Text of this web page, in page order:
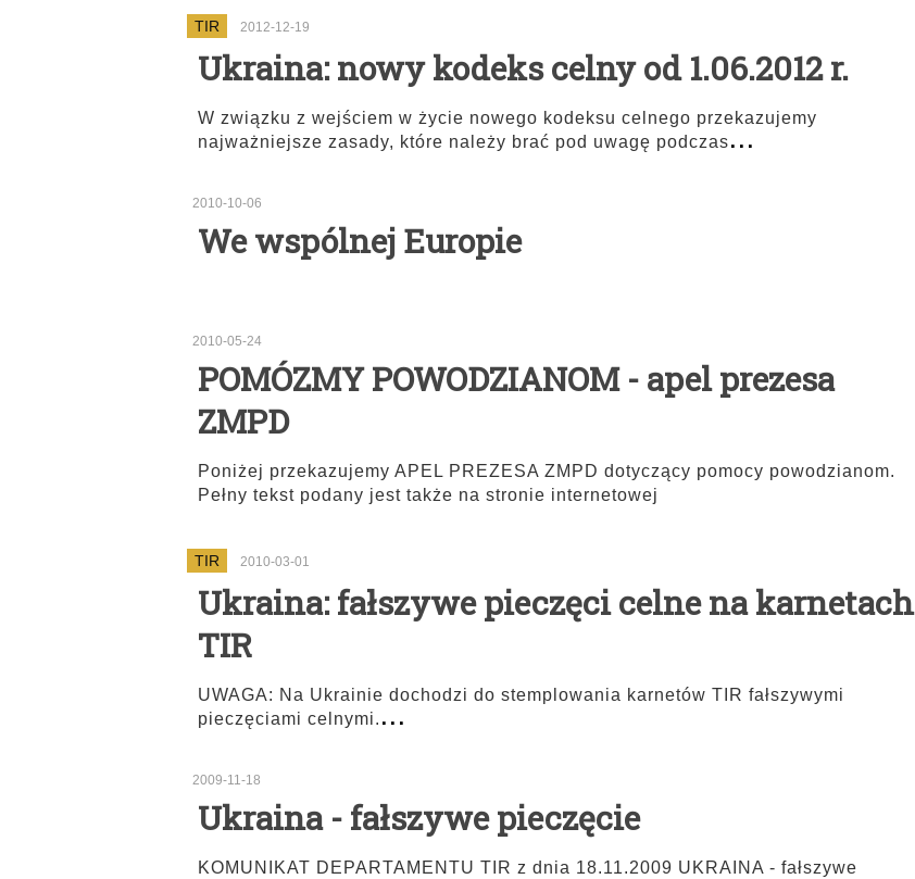
TIR 2012-12-19
Ukraina: nowy kodeks celny od 1.06.2012 r.
W związku z wejściem w życie nowego kodeksu celnego przekazujemy
najważniejsze zasady, które należy brać pod uwagę podczas...
2010-10-06
We wspólnej Europie
2010-05-24
POMÓZMY POWODZIANOM - apel prezesa
ZMPD
Poniżej przekazujemy APEL PREZESA ZMPD dotyczący pomocy powodzianom.
Pełny tekst podany jest także na stronie internetowej
TIR 2010-03-01
Ukraina: fałszywe pieczęci celne na karnetach
TIR
UWAGA: Na Ukrainie dochodzi do stemplowania karnetów TIR fałszywymi
pieczęciami celnymi....
2009-11-18
Ukraina - fałszywe pieczęcie
KOMUNIKAT DEPARTAMENTU TIR z dnia 18.11.2009 UKRAINA - fałszywe